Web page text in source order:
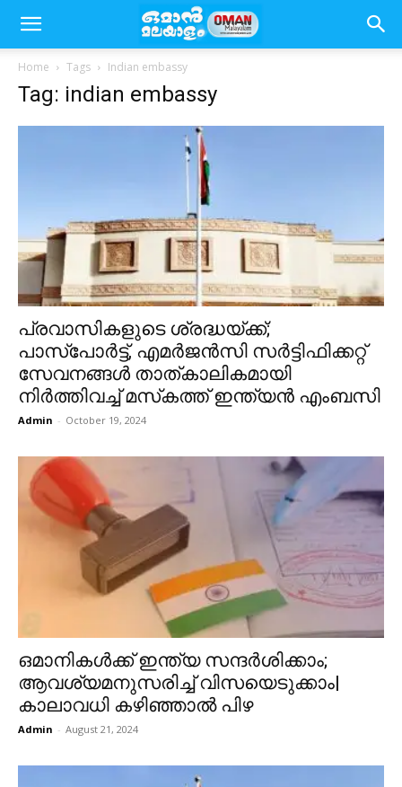
Home Tags Indian embassy
Tag: indian embassy
പ്രവാസികളുടെ ശ്രദ്ധയ്ക്ക്;
പാസ്പോർട്ട്, എമർജൻസി സർട്ടിഫിക്കറ്റ്
സേവനങ്ങൾ താത്കാലികമായി
നിർത്തിവച്ച് മസ്‌കത്ത് ഇന്ത്യൻ എംബസി
Admin - October 19, 2024
ഒമാനികൾക്ക് ഇന്ത്യ സന്ദർശിക്കാം;
ആവശ്യമനുസരിച്ച് വിസയെടുക്കാം|
കാലാവധി കഴിഞ്ഞാൽ പിഴ
Admin - August 21, 2024